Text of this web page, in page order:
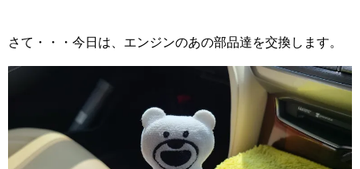
さて・・・今日は、エンジンのあの部品達を交換します。